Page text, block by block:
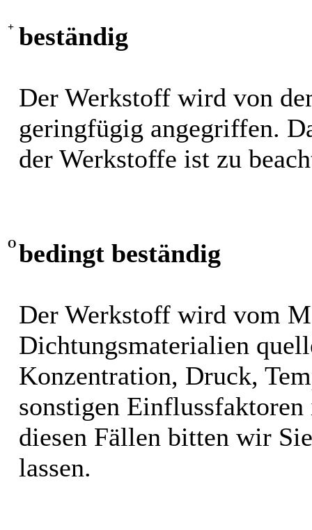
+ beständig
Der Werkstoff wird von
geringfügig angegriffen.
der Werkstoffe ist zu
O bedingt beständig
Der Werkstoff wird vom
Dichtungsmaterialien
Konzentration, Druck,
sonstigen
diesen Fällen bitten wir
lassen.